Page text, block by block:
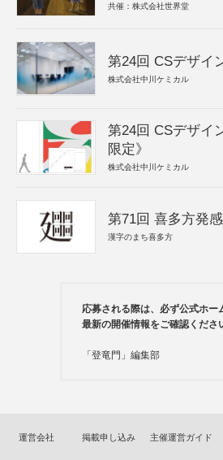
共催：株式会社世界堂
第24回 CSデザイ
株式会社中川ケミカル
第24回 CSデザイ
限定》
株式会社中川ケミカル
第71回 喜多方発
漢字のまち喜多方
応募される際は、必ず公式ホー
最新の開催情報をご確認くださ
「登竜門」編集部
運営会社 掲載申し込み 主催運営ガイド